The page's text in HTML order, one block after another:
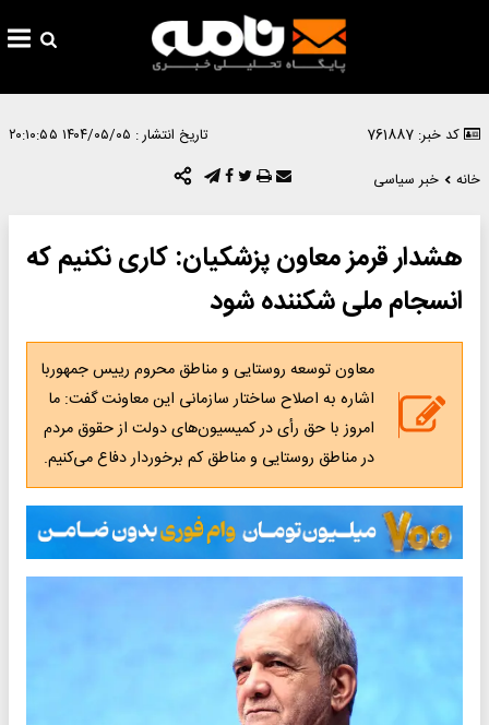
کد خبر: 761887 تاریخ انتشار : ۱۴۰۴/۰۵/۰۵ ۲۰:۱۰:۵۵
خانه
خبر سیاسی
هشدار قرمز معاون پزشکیان: کاری نکنیم که
انسجام ملی شکننده شود
معاون توسعه روستایی و مناطق محروم رییس جمهوربا
اشاره به اصلاح ساختار سازمانی این معاونت گفت: ما
امروز با حق رأی در کمیسیون‌های دولت از حقوق مردم
در مناطق روستایی و مناطق کم برخوردار دفاع می‌کنیم.